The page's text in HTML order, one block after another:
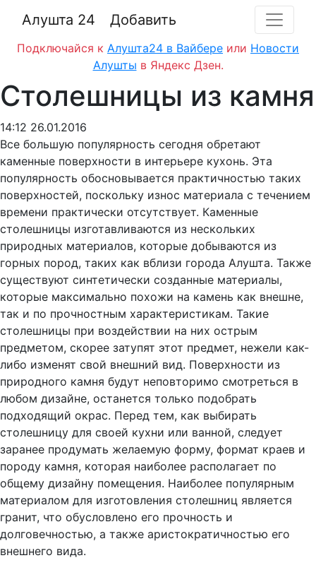
Алушта 24 Добавить
Подключайся к Алушта24 в Вайбере или Новости
Алушты в Яндекс Дзен.
Столешницы из камня
14:12 26.01.2016
Все большую популярность сегодня обретают
каменные поверхности в интерьере кухонь. Эта
популярность обосновывается практичностью таких
поверхностей, поскольку износ материала с течением
времени практически отсутствует. Каменные
столешницы изготавливаются из нескольких
природных материалов, которые добываются из
горных пород, таких как вблизи города Алушта. Также
существуют синтетически созданные материалы,
которые максимально похожи на камень как внешне,
так и по прочностным характеристикам. Такие
столешницы при воздействии на них острым
предметом, скорее затупят этот предмет, нежели как-
либо изменят свой внешний вид. Поверхности из
природного камня будут неповторимо смотреться в
любом дизайне, останется только подобрать
подходящий окрас. Перед тем, как выбирать
столешницу для своей кухни или ванной, следует
заранее продумать желаемую форму, формат краев и
породу камня, которая наиболее располагает по
общему дизайну помещения. Наиболее популярным
материалом для изготовления столешниц является
гранит, что обусловлено его прочность и
долговечностью, а также аристократичностью его
внешнего вида.